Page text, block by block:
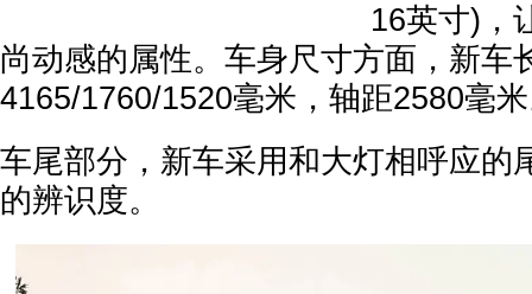
16英寸)，
尚动感的属性。车身尺寸方面，新车
4165/1760/1520毫米，轴距2580毫
车尾部分，新车采用和大灯相呼应的
的辨识度。